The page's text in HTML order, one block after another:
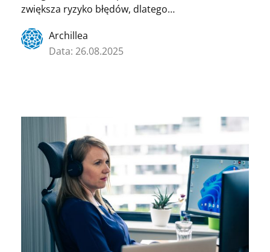
zwiększa ryzyko błędów, dlatego…
Archillea
Data: 26.08.2025